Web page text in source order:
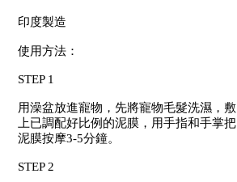
印度製造
使用方法：
STEP 1
用澡盆放進寵物，先將寵物毛髮洗濕，敷
上已調配好比例的泥膜，用手指和手掌把
泥膜按摩3-5分鐘。
STEP 2